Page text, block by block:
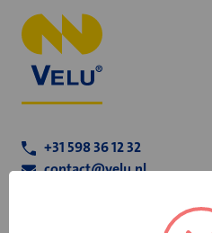
+31 598 36 12 32
contact@velu.nl